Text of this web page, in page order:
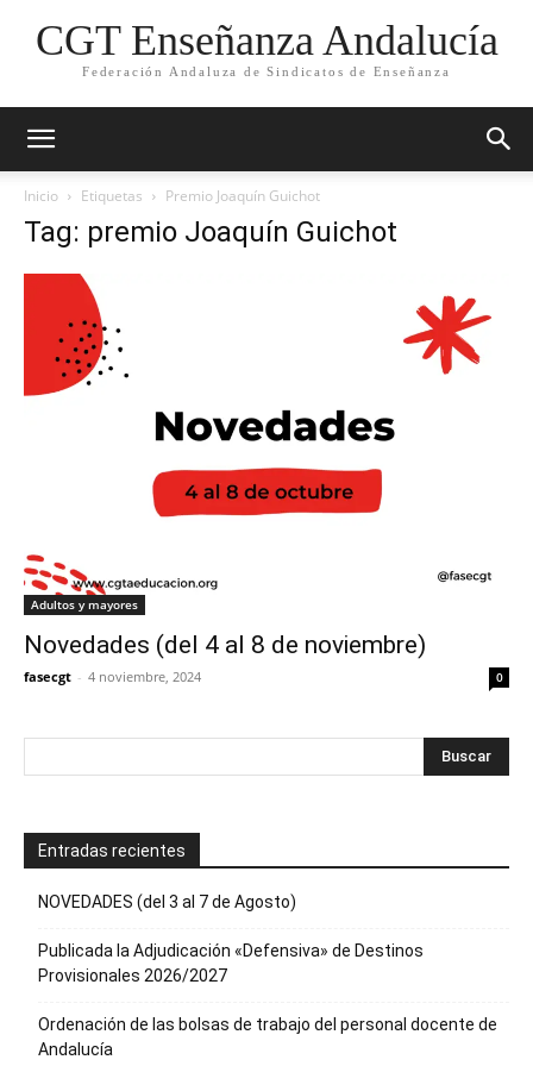
CGT Enseñanza Andalucía
Federación Andaluza de Sindicatos de Enseñanza
Inicio Etiquetas Premio Joaquín Guichot
Tag: premio Joaquín Guichot
Adultos y mayores
Novedades (del 4 al 8 de noviembre)
fasecgt - 4 noviembre, 2024 0
Entradas recientes
NOVEDADES (del 3 al 7 de Agosto)
Publicada la Adjudicación «Defensiva» de Destinos
Provisionales 2026/2027
Ordenación de las bolsas de trabajo del personal docente de
Andalucía